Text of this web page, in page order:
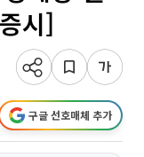
시]
구글 선호매체 추가